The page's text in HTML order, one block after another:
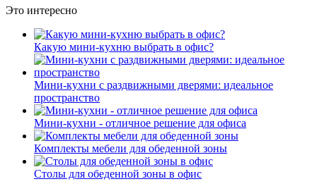
Это интересно
Какую мини-кухню выбрать в офис?
Мини-кухни с раздвижными дверями: идеальное
пространство
Мини-кухни - отличное решение для офиса
Комплекты мебели для обеденной зоны
Столы для обеденной зоны в офис